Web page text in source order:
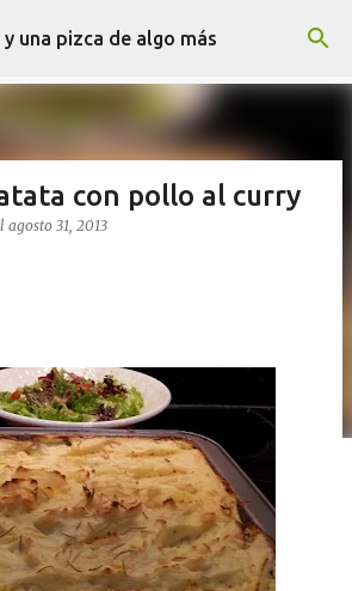
contenido principal
una pizca de algo más
con pollo al curry
agosto 31, 2013